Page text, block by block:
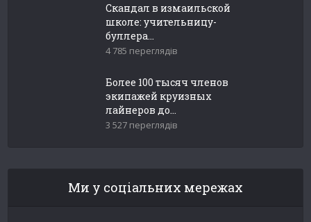
Скандал в измаильской
школе: учительницу-
буллера...
4 785 переглядів
Более 100 тысяч членов
экипажей круизных
лайнеров до...
3 527 переглядів
Ми у соціальних мережах